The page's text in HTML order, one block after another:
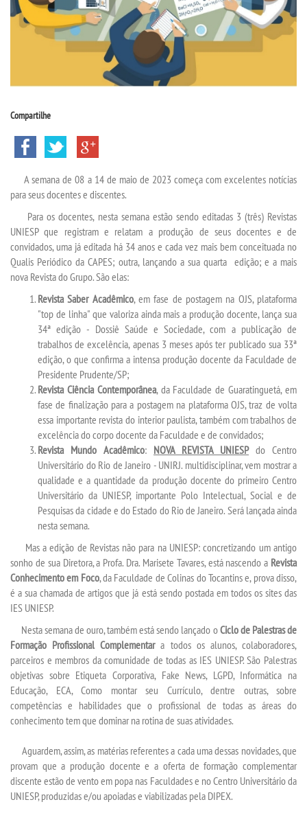
LICENCIATURAS
INSCREVA-SE
MATRÍCULA
EDITAL
PUBLICAÇÕES
DESTAQUES
REVISTAS ELETRÔNICAS
UNIESP NEWS
LOGIN
WEBMAIL
PORTAL DE ALUNOS
PORTAL DE PROFESSORES/ACADÊMICO
UNIESP
CONTATO
IMPRENSA
OUVIDORIA
Compartilhe
A semana de 08 a 14 de maio de 2023 começa com excelentes notícias
para seus docentes e discentes.
Para os docentes, nesta semana estão sendo editadas 3 (três) Revistas
UNIESP que registram e relatam a produção de seus docentes e de
convidados, uma já editada há 34 anos e cada vez mais bem conceituada no
Qualis Periódico da CAPES; outra, lançando a sua quarta edição; e a mais
nova Revista do Grupo. São elas:
Revista Saber Acadêmico, em fase de postagem na OJS, plataforma
"top de linha" que valoriza ainda mais a produção docente, lança sua
34ª edição - Dossiê Saúde e Sociedade, com a publicação de
trabalhos de excelência, apenas 3 meses após ter publicado sua 33ª
edição, o que confirma a intensa produção docente da Faculdade de
Presidente Prudente/SP;
Revista Ciência Contemporânea, da Faculdade de Guaratinguetá, em
fase de finalização para a postagem na plataforma OJS, traz de volta
essa importante revista do interior paulista, também com trabalhos de
excelência do corpo docente da Faculdade e de convidados;
Revista Mundo Acadêmico: NOVA REVISTA UNIESPdo Centro
Universitário do Rio de Janeiro - UNIRJ. multidisciplinar, vem mostrar a
qualidade e a quantidade da produção docente do primeiro Centro
Universitário da UNIESP, importante Polo Intelectual, Social e de
Pesquisas da cidade e do Estado do Rio de Janeiro. Será lançada ainda
nesta semana.
Mas a edição de Revistas não para na UNIESP: concretizando um antigo
sonho de sua Diretora, a Profa. Dra. Marisete Tavares, está nascendo a Revista
Conhecimento em Foco, da Faculdade de Colinas do Tocantins e, prova disso,
é a sua chamada de artigos que já está sendo postada em todos os sites das
IES UNIESP.
Nesta semana de ouro, também está sendo lançado oCiclo de Palestras de
Formação Profissional Complementara todos os alunos, colaboradores,
parceiros e membros da comunidade de todas as IES UNIESP. São Palestras
objetivas sobre Etiqueta Corporativa, Fake News, LGPD, Informática na
Educação, ECA, Como montar seu Currículo, dentre outras, sobre
competências e habilidades que o profissional de todas as áreas do
conhecimento tem que dominar na rotina de suas atividades.
Aguardem, assim, as matérias referentes a cada uma dessas novidades, que
provam que a produção docente e a oferta de formação complementar
discente estão de vento em popa nas Faculdades e no Centro Universitário da
UNIESP, produzidas e/ou apoiadas e viabilizadas pela DIPEX.